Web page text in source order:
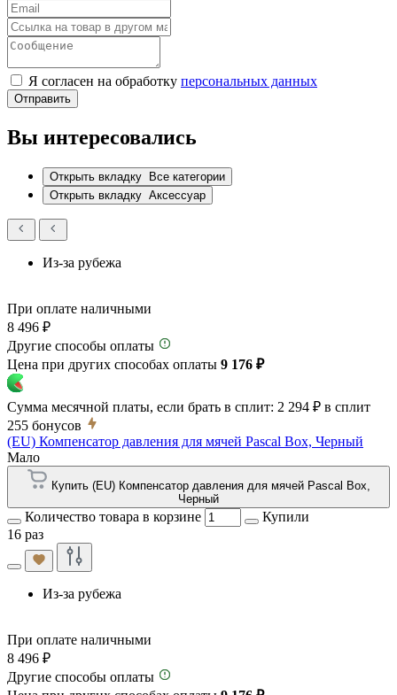
Я согласен на обработку персональных данных
Отправить
Вы интересовались
Открыть вкладку
Все категории
Открыть вкладку Аксессуар
Из-за рубежа
При оплате наличными
8 496 ₽
Другие способы оплаты
Цена при других способах оплаты 9 176 ₽
Сумма месячной платы, если брать в сплит: 2 294 ₽ в сплит
255 бонусов
(EU) Компенсатор давления для мячей Pascal Box, Черный
Мало
Купить (EU) Компенсатор давления для мячей Pascal Box,
Черный
Количество товара в корзине
Купили
16 раз
Из-за рубежа
При оплате наличными
8 496 ₽
Другие способы оплаты